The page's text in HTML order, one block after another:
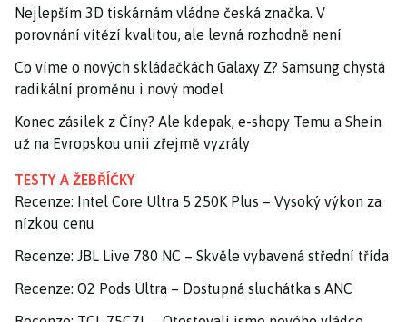
Nejlepším 3D tiskárnám vládne česká značka. V
porovnání vítězí kvalitou, ale levná rozhodně není
Co víme o nových skládačkách Galaxy Z? Samsung chystá
radikální proměnu i nový model
Konec zásilek z Číny? Ale kdepak, e-shopy Temu a Shein
už na Evropskou unii zřejmě vyzrály
TESTY A ŽEBŘÍČKY
Recenze: Intel Core Ultra 5 250K Plus – Vysoký výkon za
nízkou cenu
Recenze: JBL Live 780 NC – Skvěle vybavená střední třída
Recenze: O2 Pods Ultra – Dostupná sluchátka s ANC